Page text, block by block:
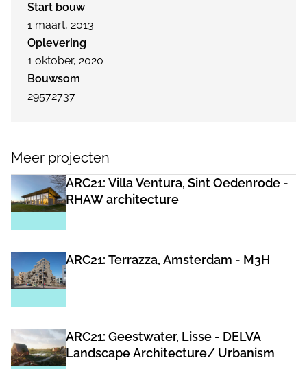
Start bouw
1 maart, 2013
Oplevering
1 oktober, 2020
Bouwsom
29572737
Meer projecten
ARC21: Villa Ventura, Sint Oedenrode -
RHAW architecture
ARC21: Terrazza, Amsterdam - M3H
ARC21: Geestwater, Lisse - DELVA
Landscape Architecture/ Urbanism